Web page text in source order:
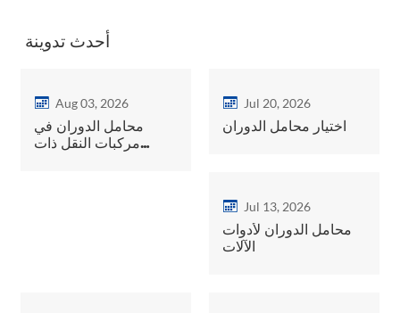
أحدث تدوينة
Aug 03, 2026
محامل الدوران في
مركبات النقل ذات
Jul 20, 2026
اختيار محامل الدوران
Jul 13, 2026
محامل الدوران لأدوات
الآلات